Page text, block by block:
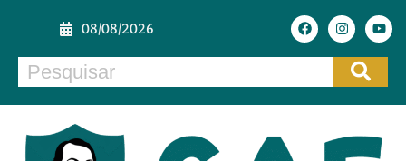
08/08/2026